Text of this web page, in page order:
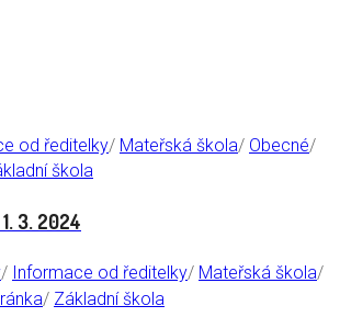
od ředitelky/ Mateřská škola/ Obecné/
škola
3. 2024
/ Informace od ředitelky/ Mateřská škola/
/ Základní škola